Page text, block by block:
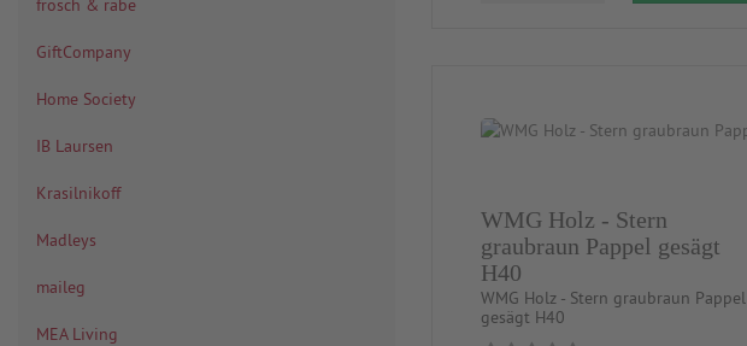
WMG Holz - Stern
graubraun Pappel gesägt
H40
WMG Holz - Stern graubraun Pappel
gesägt H40
GiftCompany
Home Society
IB Laursen
Krasilnikoff
Madleys
maileg
MEA Living